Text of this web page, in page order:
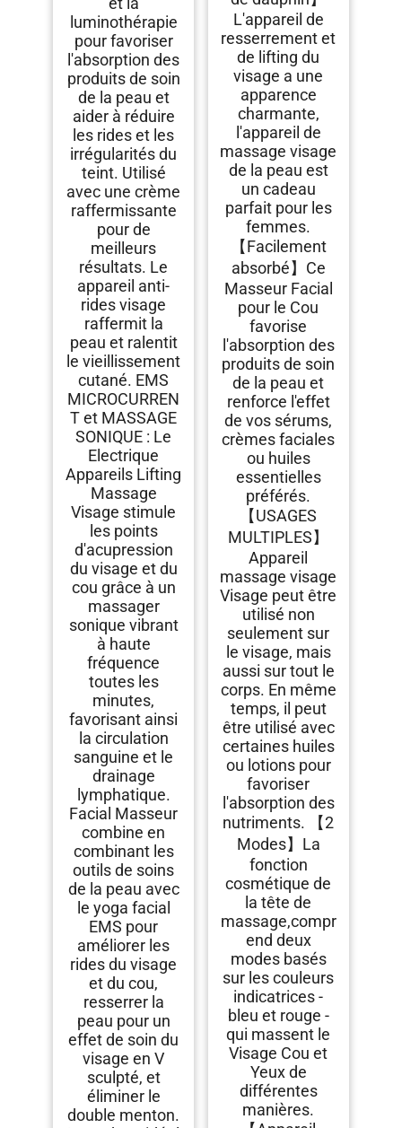
luminothérapie
pour favoriser
l'absorption des
produits de soin
de la peau et
aider à réduire
les rides et les
irrégularités du
teint. Utilisé
avec une crème
raffermissante
pour de
meilleurs
résultats. Le
appareil anti-
rides visage
raffermit la
peau et ralentit
le vieillissement
cutané. EMS
MICROCURREN
T et MASSAGE
SONIQUE : Le
Electrique
Appareils Lifting
Massage
Visage stimule
les points
d'acupression
du visage et du
cou grâce à un
massager
sonique vibrant
à haute
fréquence
toutes les
minutes,
favorisant ainsi
la circulation
sanguine et le
drainage
lymphatique.
Facial Masseur
combine en
combinant les
outils de soins
de la peau avec
le yoga facial
EMS pour
améliorer les
rides du visage
et du cou,
resserrer la
peau pour un
effet de soin du
visage en V
sculpté, et
éliminer le
double menton.
Visage,Serrage
Raffermissement
Levage Pour Visage et
Cou avec USB
Rechargeable
L'appareil de
resserrement et
de lifting du
visage a une
apparence
charmante,
l'appareil de
massage visage
de la peau est
un cadeau
parfait pour les
femmes.
【Facilement
absorbé】Ce
Masseur Facial
pour le Cou
favorise
l'absorption des
produits de soin
de la peau et
renforce l'effet
de vos sérums,
crèmes faciales
ou huiles
essentielles
préférés.
【USAGES
MULTIPLES】
Appareil
massage visage
Visage peut être
utilisé non
seulement sur
le visage, mais
aussi sur tout le
corps. En même
temps, il peut
être utilisé avec
certaines huiles
ou lotions pour
favoriser
l'absorption des
nutriments. 【2
Modes】La
fonction
cosmétique de
la tête de
massage,compr
end deux
modes basés
sur les couleurs
indicatrices -
bleu et rouge -
qui massent le
Visage Cou et
Yeux de
différentes
manières.